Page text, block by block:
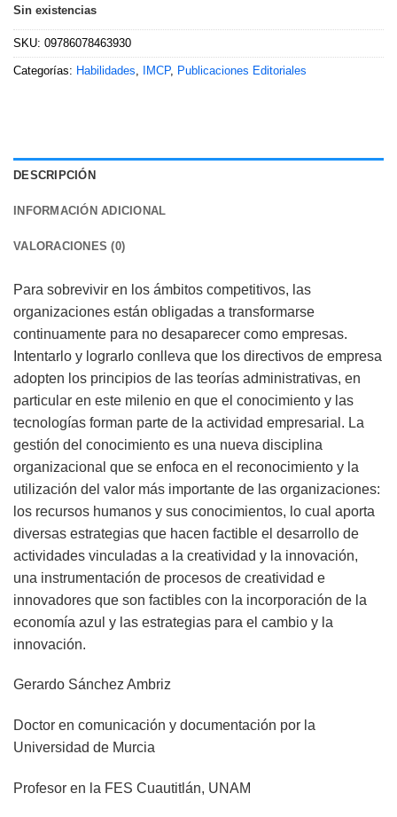
Sin existencias
SKU: 09786078463930
Categorías: Habilidades IMCP, Publicaciones Editoriales
DESCRIPCIÓN
INFORMACIÓN ADICIONAL
VALORACIONES (0)
Para sobrevivir en los ámbitos competitivos, las
organizaciones están obligadas a transformarse
continuamente para no desaparecer como empresas.
Intentarlo y lograrlo conlleva que los directivos de empresa
adopten los principios de las teorías administrativas, en
particular en este milenio en que el conocimiento y las
tecnologías forman parte de la actividad empresarial. La
gestión del conocimiento es una nueva disciplina
organizacional que se enfoca en el reconocimiento y la
utilización del valor más importante de las organizaciones:
los recursos humanos y sus conocimientos, lo cual aporta
diversas estrategias que hacen factible el desarrollo de
actividades vinculadas a la creatividad y la innovación,
una instrumentación de procesos de creatividad e
innovadores que son factibles con la incorporación de la
economía azul y las estrategias para el cambio y la
innovación.
Gerardo Sánchez Ambriz
Doctor en comunicación y documentación por la
Universidad de Murcia
Profesor en la FES Cuautitlán, UNAM